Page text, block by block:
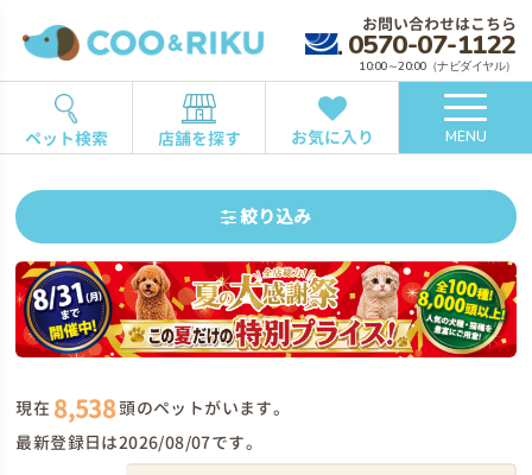
お問い合わせはこちら
0570-07-1122
10:00～20:00（ナビダイヤル）
ペット検索 店舗を探す お気に入り MENU
絞り込み
現在 8,538頭のペットがいます。
最新登録日は2026/08/07です。